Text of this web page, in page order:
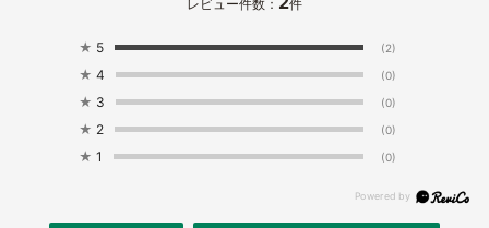
レビュー件数： 件
★ 5 (2)
★ 4 (0)
★ 3 (0)
★ 2 (0)
★ 1 (0)